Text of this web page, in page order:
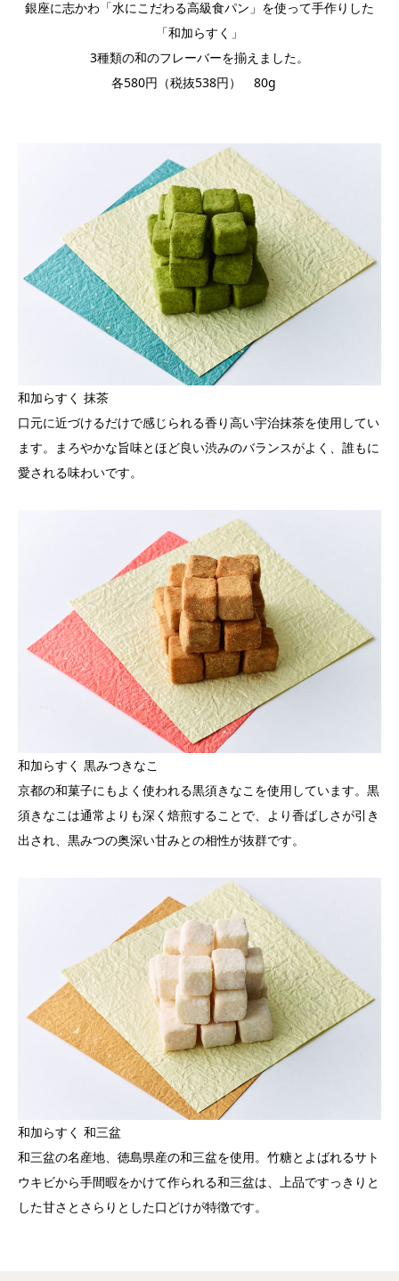
銀座に志かわ「水にこだわる高級食パン」を使って手作りした
「和加らすく」
3種類の和のフレーバーを揃えました。
各580円（税抜538円） 80g
和加らすく 抹茶
口元に近づけるだけで感じられる香り高い宇治抹茶を使用してい
ます。まろやかな旨味とほど良い渋みのバランスがよく、誰もに
愛される味わいです。
和加らすく 黒みつきなこ
京都の和菓子にもよく使われる黒須きなこを使用しています。黒
須きなこは通常よりも深く焙煎することで、より香ばしさが引き
出され、黒みつの奥深い甘みとの相性が抜群です。
和加らすく 和三盆
和三盆の名産地、徳島県産の和三盆を使用。竹糖とよばれるサト
ウキビから手間暇をかけて作られる和三盆は、上品ですっきりと
した甘さとさらりとした口どけが特徴です。